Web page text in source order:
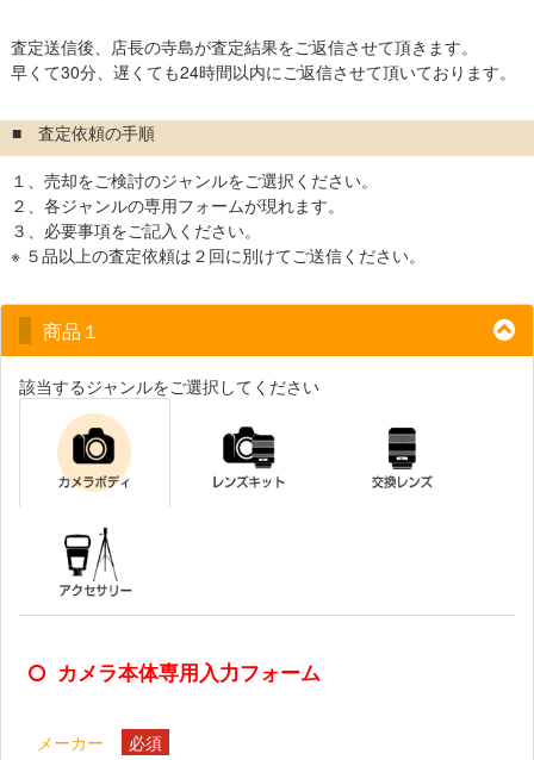
査定送信後、店長の寺島が査定結果をご返信させて頂きます。
早くて30分、遅くても24時間以内にご返信させて頂いております。
■ 査定依頼の手順
１、売却をご検討のジャンルをご選択ください。
２、各ジャンルの専用フォームが現れます。
３、必要事項をご記入ください。
※ ５品以上の査定依頼は２回に別けてご送信ください。
商品１
該当するジャンルをご選択してください
カメラ本体専用入力フォーム
メーカー 必須